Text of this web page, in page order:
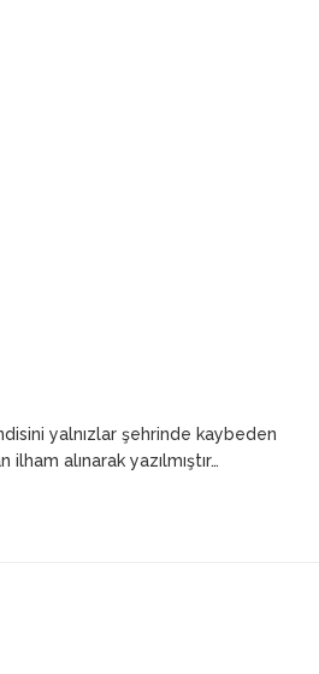
yalnızlar şehrinde kaybeden
ilham alınarak yazılmıştır…